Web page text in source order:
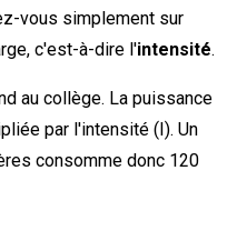
vous simplement sur
c'est-à-dire l'intensité.
au collège. La puissance
par l'intensité (I). Un
consomme donc 120